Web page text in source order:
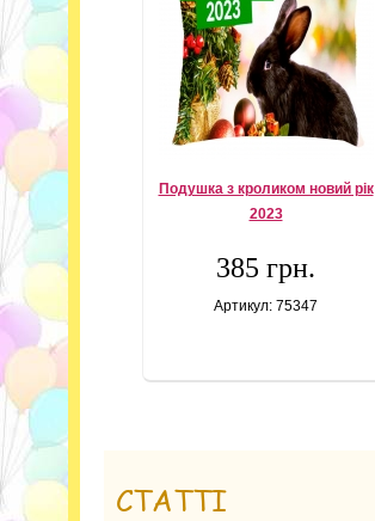
Подушка з кроликом новий рік
2023
385 грн.
Артикул: 75347
СТАТТІ